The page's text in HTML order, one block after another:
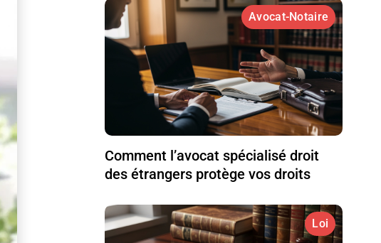
Avocat-Notaire
Comment l’avocat spécialisé droit
des étrangers protège vos droits
Loi